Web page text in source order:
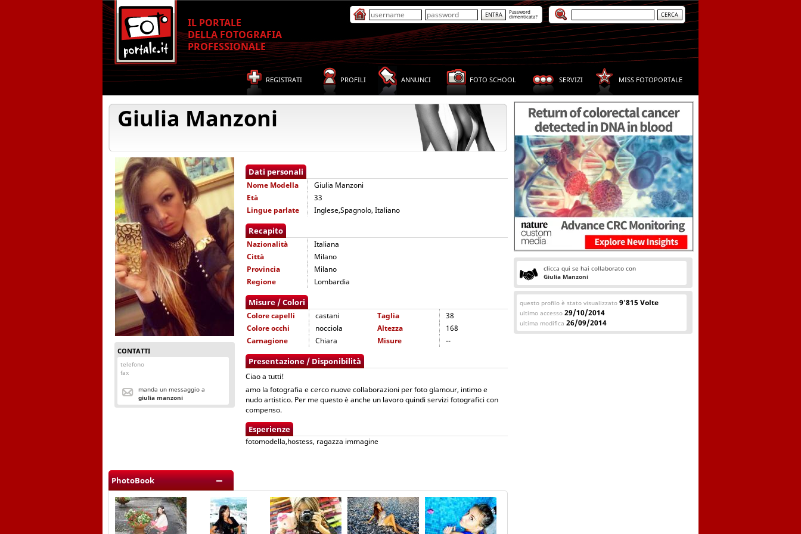
IL PORTALE
DELLA FOTOGRAFIA
PROFESSIONALE
Password
dimenticata?
REGISTRATI PROFILI ANNUNCI FOTO SCHOOL SERVIZI MISS FOTOPORTALE
Giulia Manzoni
CONTATTI
telefono
fax
manda un messaggio a
giulia manzoni
Dati personali
Nome Modella
Giulia Manzoni
Età
33
Lingue parlate
Inglese,Spagnolo, Italiano
Recapito
Nazionalità
Italiana
Città
Milano
Provincia
Milano
Regione
Lombardia
Misure / Colori
Colore capelli castani Taglia
38
Colore occhi
nocciola Altezza
168
Carnagione
Chiara Misure --
Presentazione / Disponibilità
Ciao a tutti!
amo la fotografia e cerco nuove collaborazioni per foto glamour, intimo e
nudo artistico. Per me questo è anche un lavoro quindi servizi fotografici con
compenso.
Esperienze
fotomodella,hostess, ragazza immagine
PhotoBook
clicca qui se hai collaborato con
Giulia Manzoni
questo profilo è stato visualizzato 9'815 Volte
ultimo accesso 29/10/2014
ultima modifica 26/09/2014